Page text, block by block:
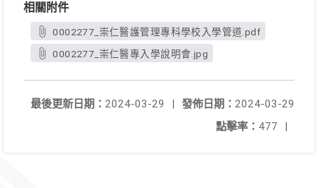
相關附件
0002277_崇仁醫護管理專科學校入學管道.pdf
0002277_崇仁醫專入學說明會.jpg
發佈日期： 2024-03-29
最後更新日期： 2024-03-29
|
點擊率： 477 |